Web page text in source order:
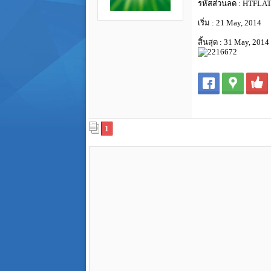
รหัสส่วนลด :
เริ่ม : 21 May, 2014
สิ้นสุด : 31 May, 2014
1